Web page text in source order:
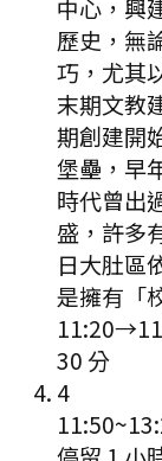
中心，興
歷史，無
巧，尤其
末期文教
期創建開
堡壘，早
時代曾出
盛，許多
日大肚區
是擁有「
11:20→
30 分
4
11:50~